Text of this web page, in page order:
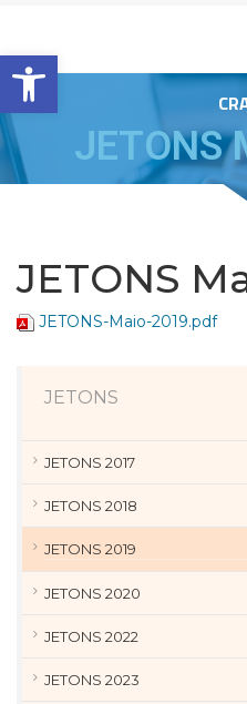
Barra de Ferramentas Aberta
JETONS
JETONS
JETONS-Maio-2019.pdf
JETONS
JETONS 2017
JETONS 2018
JETONS 2019
JETONS 2020
JETONS 2022
JETONS 2023